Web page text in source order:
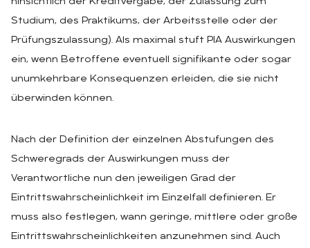
Studium, des Praktikums, der Arbeitsstelle oder der
Prüfungszulassung). Als maximal stuft PIA Auswirkungen
ein, wenn Betroffene eventuell signifikante oder sogar
unumkehrbare Konsequenzen erleiden, die sie nicht
überwinden können.
Nach der Definition der einzelnen Abstufungen des
Schweregrads der Auswirkungen muss der
Verantwortliche nun den jeweiligen Grad der
Eintrittswahrscheinlichkeit im Einzelfall definieren. Er
muss also festlegen, wann geringe, mittlere oder große
Eintrittswahrscheinlichkeiten anzunehmen sind. Auch